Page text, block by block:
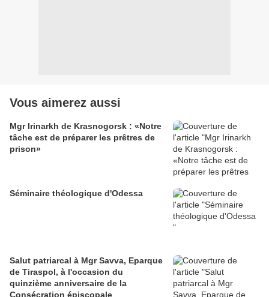
Vous aimerez aussi
Mgr Irinarkh de Krasnogorsk : «Notre
tâche est de préparer les prêtres de
prison»
Séminaire théologique d'Odessa
Salut patriarcal à Mgr Savva, Eparque
de Tiraspol, à l'occasion du
quinzième anniversaire de la
Consécration épiscopale